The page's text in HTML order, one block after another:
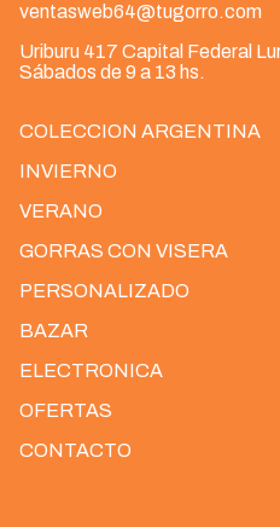
ventasweb64@tugorro.com
Uriburu 417 Capital Federal
Sábados de 9 a 13 hs.
COLECCION ARGENTINA
INVIERNO
VERANO
GORRAS CON VISERA
PERSONALIZADO
BAZAR
ELECTRONICA
OFERTAS
CONTACTO